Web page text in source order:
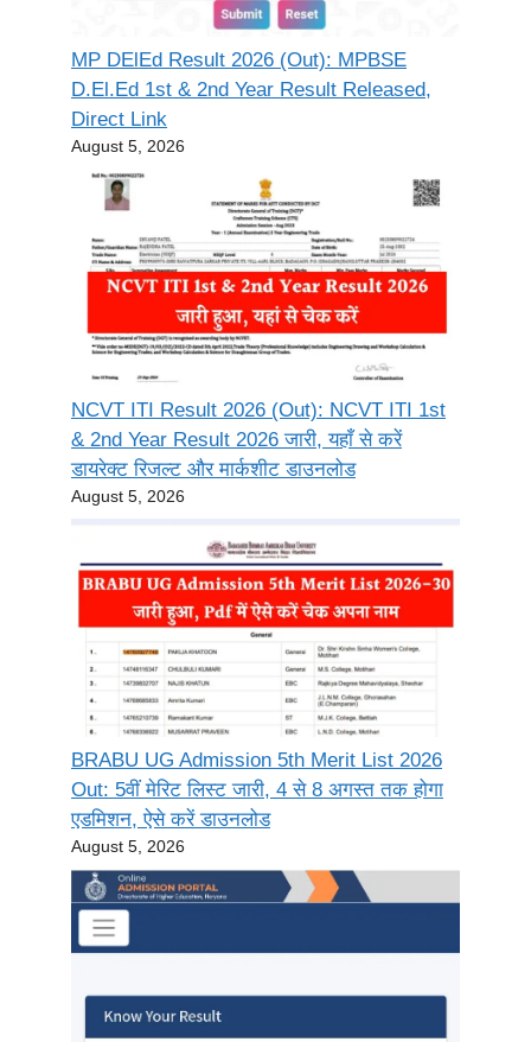
MP DElEd Result 2026 (Out): MPBSE
D.El.Ed 1st & 2nd Year Result Released,
Direct Link
August 5, 2026
NCVT ITI Result 2026 (Out): NCVT ITI 1st
& 2nd Year Result 2026 जारी, यहाँ से करें
डायरेक्ट रिजल्ट और मार्कशीट डाउनलोड
August 5, 2026
BRABU UG Admission 5th Merit List 2026
Out: 5वीं मेरिट लिस्ट जारी, 4 से 8 अगस्त तक होगा
एडमिशन, ऐसे करें डाउनलोड
August 5, 2026